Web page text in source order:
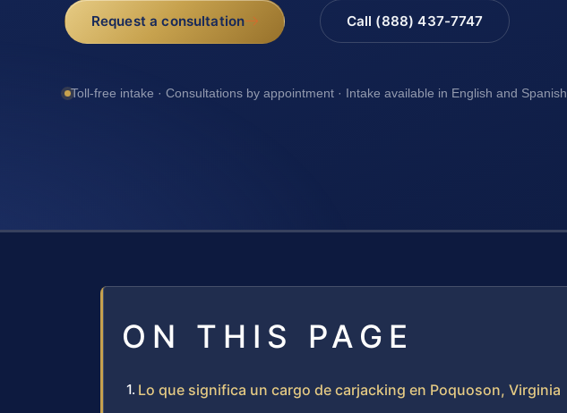
Request a consultation Call (888) 437-7747
Toll-free intake · Consultations by appointment · Intake available in English and Spanish
ON THIS PAGE
Lo que significa un cargo de carjacking en Poquoson, Virginia